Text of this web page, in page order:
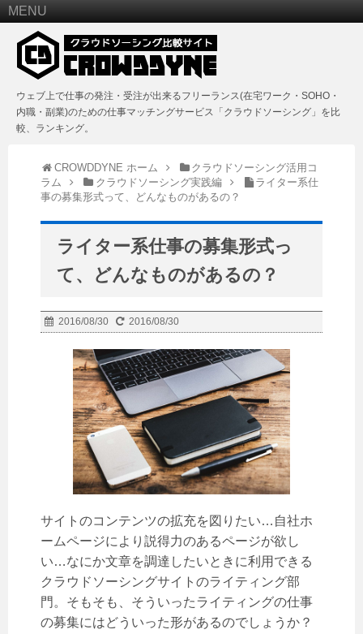
MENU
ウェブ上で仕事の発注・受注が出来るフリーランス(在宅ワーク・SOHO・
内職・副業)のための仕事マッチングサービス「クラウドソーシング」を比
較、ランキング。
CROWDDYNE ホーム
クラウドソーシング活用コ
ラム
クラウドソーシング実践編
ライター系仕
事の募集形式って、どんなものがあるの？
ライター系仕事の募集形式っ
て、どんなものがあるの？
2016/08/30 2016/08/30
サイトのコンテンツの拡充を図りたい…自社ホ
ームページにより説得力のあるページが欲し
い…なにか文章を調達したいときに利用できる
クラウドソーシングサイトのライティング部
門。そもそも、そういったライティングの仕事
の募集にはどういった形があるのでしょうか？